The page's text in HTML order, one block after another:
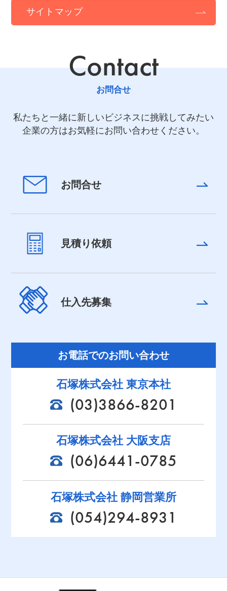
サイトマップ
Contact
お問合せ
私たちと一緒に新しいビジネスに挑戦してみたい
企業の方はお気軽にお問い合わせください。
お問合せ
見積り依頼
仕入先募集
お電話でのお問い合わせ
石塚株式会社 東京本社
(03)3866-8201
石塚株式会社 大阪支店
(06)6441-0785
石塚株式会社 静岡営業所
(054)294-8931